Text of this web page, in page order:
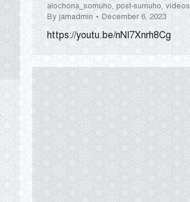
alochona_somuho, post-sumuho, videos
By jamadmin December 6, 2023
https://youtu.be/nNI7Xnrh8Cg